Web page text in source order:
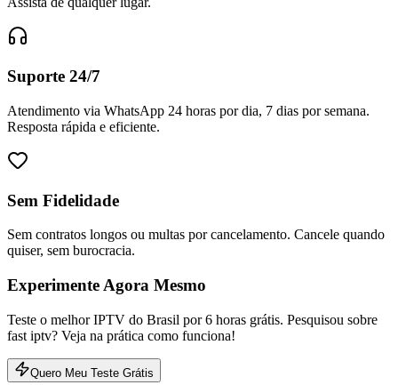
Suporte 24/7
Atendimento via WhatsApp 24 horas por dia, 7 dias por semana.
Resposta rápida e eficiente.
Sem Fidelidade
Sem contratos longos ou multas por cancelamento. Cancele quando
quiser, sem burocracia.
Experimente Agora Mesmo
Teste o melhor IPTV do Brasil por 6 horas grátis. Pesquisou sobre
fast iptv? Veja na prática como funciona!
Quero Meu Teste Grátis